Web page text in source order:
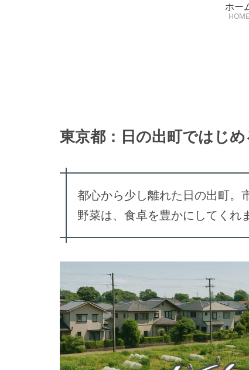
ホー
HOME
東京都：日の出町ではじ
都心から少し離れた日の出町。
野菜は、食卓を豊かにしてくれ